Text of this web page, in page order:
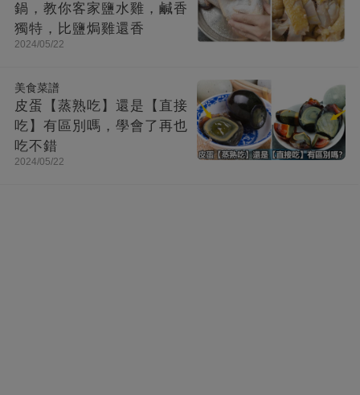
鍋，教你客家鹽水雞，鹹香
獨特，比鹽焗雞還香
2024/05/22
美食菜譜
皮蛋【蒸熟吃】還是【直接
吃】有區別嗎，學會了再也
吃不錯
2024/05/22